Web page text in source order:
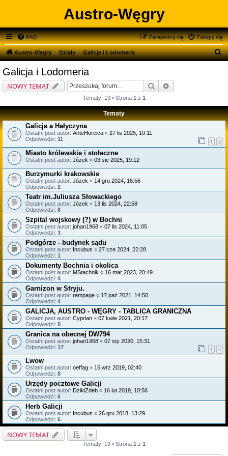
Austro-Węgry
FAQ Zaloguj się
Zarejestruj się
Austro-Węgry Działy Galicja i Lodomeria
S
j
Galicja i Lodomeria
NOWY TEMAT Szukaj
Tematy: 13 • Strona 1 z 1
Tematy
Galicja a Hałyczyna
Ostatni post autor: AnteHorcica « 27 lis 2025, 10:11
Odpowiedzi: 11 1 2
Miasto królewskie i stołeczne
Ostatni post autor: Józek « 03 sie 2025, 19:12
Burzymurki krakowskie
Ostatni post autor: Józek « 14 gru 2024, 16:56
Odpowiedzi: 2
Teatr im.Juliusza Słowackiego
Ostatni post autor: Józek « 13 lis 2024, 22:58
Odpowiedzi: 8
Szpital wojskowy (?) w Bochni
Ostatni post autor: johan1968 « 07 lis 2024, 11:05
Odpowiedzi: 3
Podgórze - budynek sądu
Ostatni post autor: Incubus « 27 cze 2024, 22:28
Odpowiedzi: 1
Dokumenty Bochnia i okolica
Ostatni post autor: MStachnik « 16 mar 2023, 20:49
Odpowiedzi: 4
Garnizon w Stryju.
Ostatni post autor: rempage « 17 paź 2021, 14:50
Odpowiedzi: 4
GALICJA, AUSTRO - WĘGRY - TABLICA GRANICZNA
Ostatni post autor: Cyprian « 07 kwie 2021, 20:17
Odpowiedzi: 5
Granica na obecnej DW794
Ostatni post autor: johan1968 « 07 sty 2020, 15:31
Odpowiedzi: 17 1 2
Lwow
Ostatni post autor: oeffag « 15 wrz 2019, 02:40
Odpowiedzi: 8
Urzędy pocztowe Galicji
Ostatni post autor: DzikiZdeb « 16 lut 2019, 10:56
Odpowiedzi: 6
Herb Galicji
Ostatni post autor: Incubus « 26 gru 2018, 13:29
Odpowiedzi: 6
NOWY TEMAT
Tematy: 13 • Strona 1 z 1